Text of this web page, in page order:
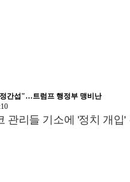
간섭"…트럼프 행정부 맹비난
관리들 기소에 '정치 개입'